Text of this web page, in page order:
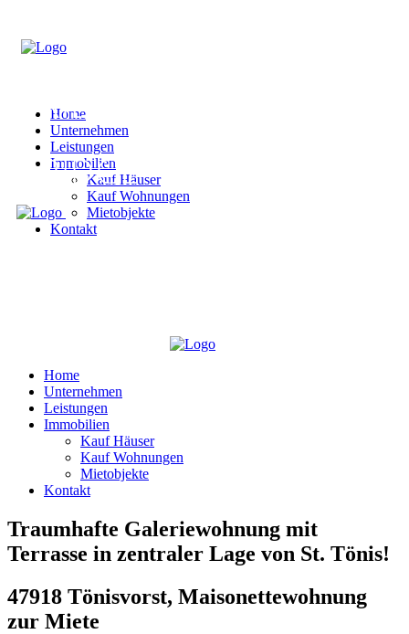
Home
Unternehmen
Leistungen
Immobilien
Kauf Häuser
Kauf Wohnungen
Mietobjekte
Kontakt
Home
Unternehmen
Leistungen
Immobilien
Kauf Häuser
Kauf Wohnungen
Mietobjekte
Kontakt
Traumhafte Galeriewohnung mit
Terrasse in zentraler Lage von St. Tönis!
47918 Tönisvorst, Maisonettewohnung
zur Miete